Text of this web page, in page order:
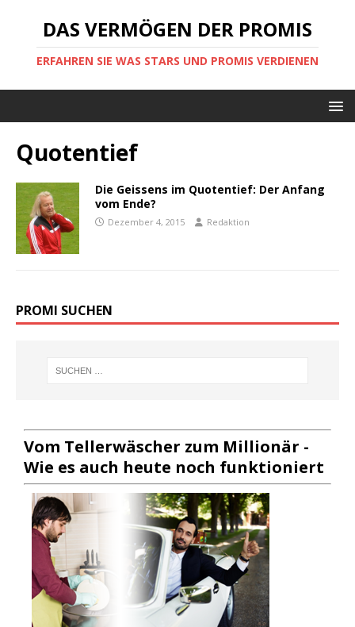
DAS VERMÖGEN DER PROMIS
ERFAHREN SIE WAS STARS UND PROMIS VERDIENEN
Quotentief
Die Geissens im Quotentief: Der Anfang
vom Ende?
Dezember 4, 2015 Redaktion
PROMI SUCHEN
Vom Tellerwäscher zum Millionär -
Wie es auch heute noch funktioniert